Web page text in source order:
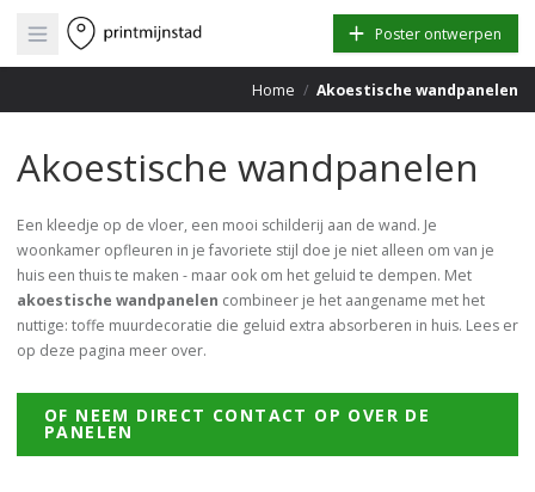
Open main menu Poster ontwerpen
Home / Akoestische wandpanelen
Akoestische wandpanelen
Een kleedje op de vloer, een mooi schilderij aan de wand. Je
woonkamer opfleuren in je favoriete stijl doe je niet alleen om van je
huis een thuis te maken - maar ook om het geluid te dempen. Met
akoestische wandpanelen combineer je het aangename met het
nuttige: toffe muurdecoratie die geluid extra absorberen in huis. Lees er
op deze pagina meer over.
OF NEEM DIRECT CONTACT OP OVER DE
PANELEN